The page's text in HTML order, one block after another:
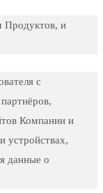
Продуктов, и
с
Компании и
устройствах,
данные о